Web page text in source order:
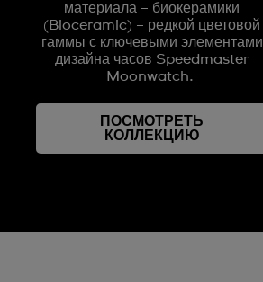
материала – биокерамики
(Bioceramic) – редкой цветовой
гаммы с ключевыми элементами
дизайна часов Speedmaster
Moonwatch.
ПОСМОТРЕТЬ
КОЛЛЕКЦИЮ